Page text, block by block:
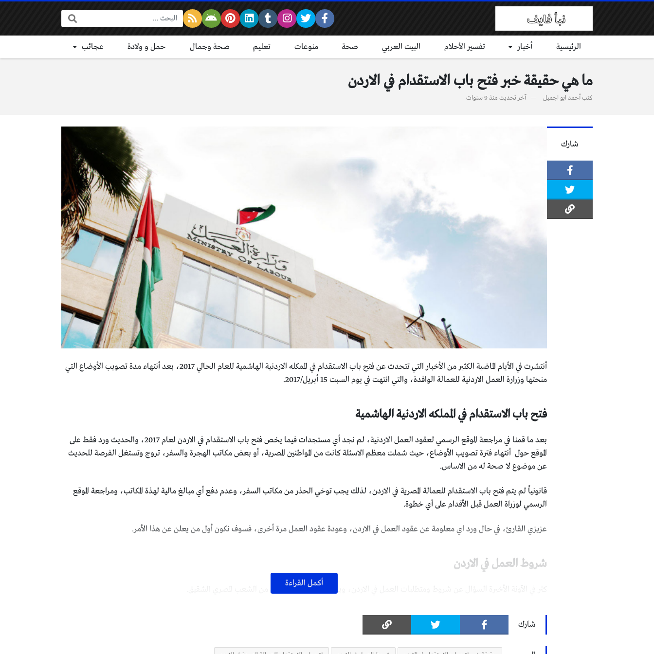
البحث:
الرئيسية أخبار تفسير الأحلام البيت العربي صحة منوعات تعليم صحة وجمال حمل و ولادة عجائب
ما هي حقيقة خبر فتح باب الاستقدام في الاردن
كتبأحمد ابو اجميل آخر تحديث منذ 9 سنوات
شارك
أنتشرت في الأيام الماضية الكثير من الأخبار التي تتحدث عن فتح باب الاستقدام في الممكله الاردنية الهاشمية للعام الحالي 2017، بعد أنتهاء مدة تصويب الأوضاع التي
منحتها وزرارة العمل الاردنية للعمالة الوافدة، والتي انتهت في يوم السبت 15 أبريل/2017.
فتح باب الاستقدام في المملكه الاردنية الهاشمية
بعد ما قمنا في مراجعة الموقع الرسمي لعقود العمل الاردنية، لم نجد أي مستجدات فيما يخص فتح باب الاستقدام في الاردن لعام 2017، والحديث ورد فقط على
الموقع حول أنتهاء فترة تصويب الأوضاع، حيث شملت معظم الاسئلة كانت من المواطنين المصرية، أو بعض مكاتب الهجرة والسفر، تروج وتستغل الفرصة للحديث
عن موضوع لا صحة له من الاساس.
قانونياً لم يتم فتح باب الاستقدام للعمالة المصرية في الاردن، لذلك يجب توخي الحذر من مكاتب السفر، وعدم دفع أي مبالغ مالية لهذة المكاتب، ومراجعة الموقع
الرسمي لوزراة العمل قبل الأقدام على أي خطوة.
عزيزي القارئ، في حال ورد اي معلومة عن عقود العمل في الاردن، وعودة عقود العمل مرة أخرى، فسوف نكون أول من يعلن عن هذا الأمر.
شروط العمل في الاردن
كثر في الآونة الأخيرة السؤال عن شروط ومتطلبات العمل في الاردن، وبالتحديد معظم الاسئلة من الشعب المصري الشقيق.
شروط ومتطلبات العمل في الاردن
أكمل القراءة
شارك